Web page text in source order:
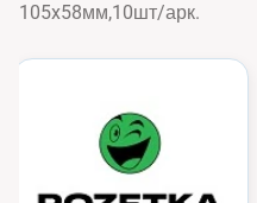
105x58мм,10шт/арк.